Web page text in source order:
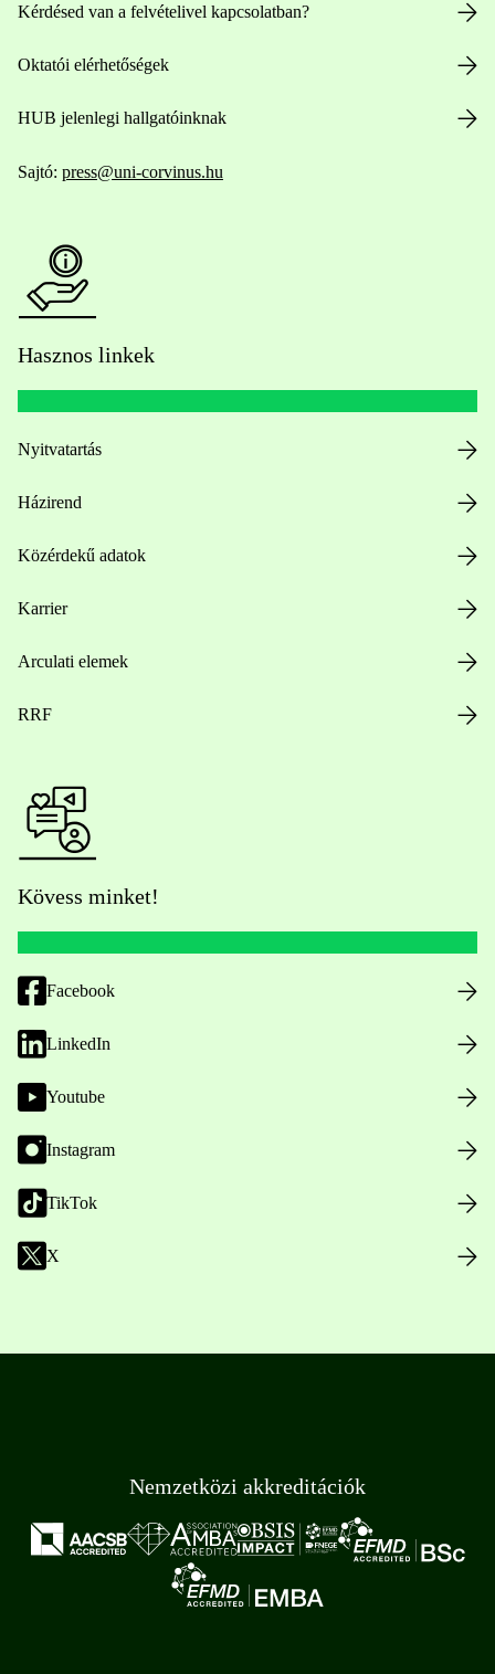
Kérdésed van a felvételivel kapcsolatban?
Oktatói elérhetőségek
HUB jelenlegi hallgatóinknak
Sajtó: press@uni-corvinus.hu
Hasznos linkek
Nyitvatartás
Házirend
Közérdekű adatok
Karrier
Arculati elemek
RRF
Kövess minket!
Facebook
LinkedIn
Youtube
Instagram
TikTok
X
Nemzetközi akkreditációk